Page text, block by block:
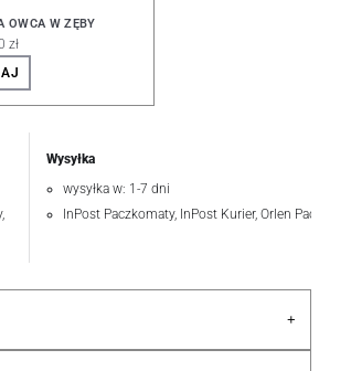
OWCA W ZĘBY
zł
Wysyłka
wysyłka w: 1-7 dni
InPost Paczkomaty, InPost Kurier, Orlen Paczka
+